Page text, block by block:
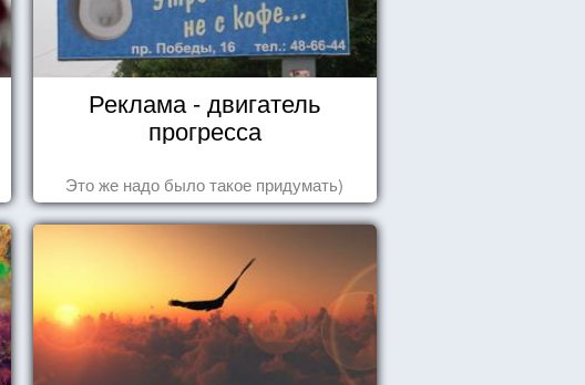
Реклама - двигатель
прогресса
Это же надо было такое придумать)